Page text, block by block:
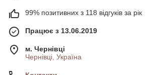
99% позитивних з 118 відгуків за рік
Працює з 13.06.2019
м. Чернівці
Чернівці, Україна